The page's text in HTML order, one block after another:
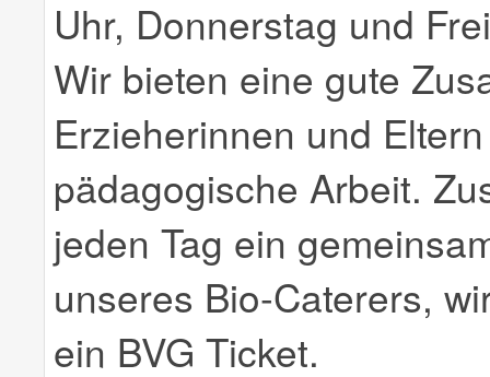
Uhr, Donnerstag und
Wir bieten eine gute
Erzieherinnen und
pädagogische Arbeit.
jeden Tag ein
unseres Bio-Caterers,
ein BVG Ticket.